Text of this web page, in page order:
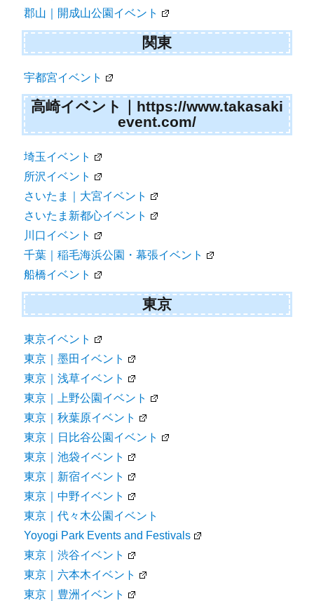
郡山｜開成山公園イベント
関東
宇都宮イベント
高崎イベント｜https://www.takasaki
event.com/
埼玉イベント
所沢イベント
さいたま｜大宮イベント
さいたま新都心イベント
川口イベント
千葉｜稲毛海浜公園・幕張イベント
船橋イベント
東京
東京イベント
東京｜墨田イベント
東京｜浅草イベント
東京｜上野公園イベント
東京｜秋葉原イベント
東京｜日比谷公園イベント
東京｜池袋イベント
東京｜新宿イベント
東京｜中野イベント
東京｜代々木公園イベント
Yoyogi Park Events and Festivals
東京｜渋谷イベント
東京｜六本木イベント
東京｜豊洲イベント